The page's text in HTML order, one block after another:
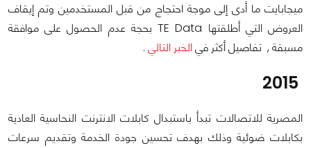
ميجابايت ما أدى إلى موجة احتجاج من قبل المستخدمين وتم إيقاف
العروض التي أطلقتها TE Data بحجة عدم الحصول على موافقة
مسبقة , تفاصيل أكثر فيالخبر التالي .
المصرية للاتصالات تبدأ باستبدال كابلات الانترنت النحاسية العادية
بكابلات ضوئية وذلك بهدف تحسين جودة الخدمة وتقديم سرعات